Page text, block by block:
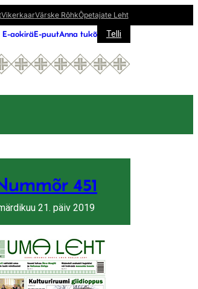
VikerkaarVärske RõhkÕpetajate Leht
E-aokiräE-puutAnna tukõ Telli
451
21. päiv 2019